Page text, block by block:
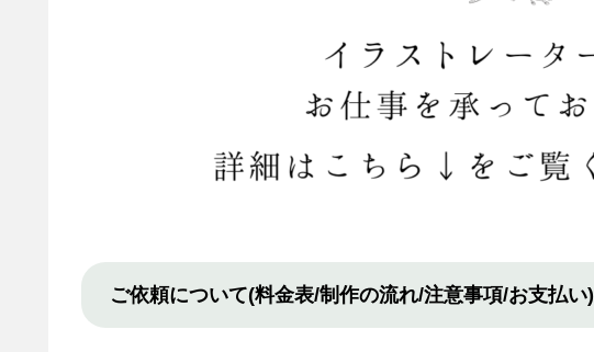
ご依頼について(料金表/制作の流れ/注意事項/お支払い)